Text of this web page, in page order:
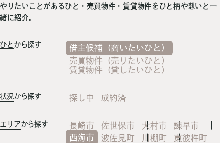
やりたいことがあるひと・売買物件・賃貸物件をひと柄や想いと一
緒に紹介。
ひと から探す
借主候補（商いたいひと）
売買物件（売りたいひと）
賃貸物件（貸したいひと）
状況から探す 探し中 成約済
エリアから探す 長崎市 佐世保市 大村市
諫早市
西海市
波佐見町 川棚町
東彼杵町